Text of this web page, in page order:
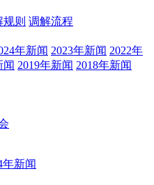
则 调解流程
年新闻 2023年新闻 2022年
闻 2019年新闻 2018年新闻
年新闻